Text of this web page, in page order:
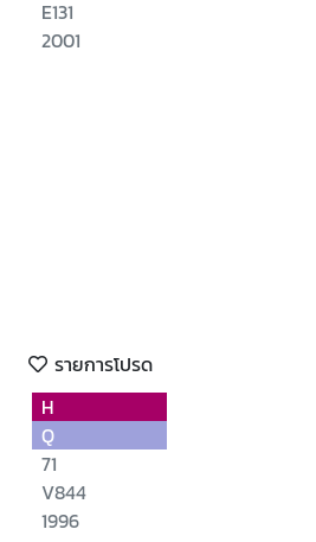
E131
2001
รายการโปรด
H
Q
71
V844
1996